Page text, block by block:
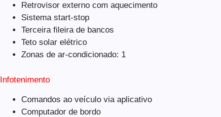
Retrovisor externo com aquecimento
Sistema start-stop
Terceira fileira de bancos
Teto solar elétrico
Zonas de ar-condicionado: 1
Infotenimento
Comandos ao veículo via aplicativo
Computador de bordo